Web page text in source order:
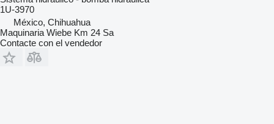
1U-3970
México, Chihuahua
Maquinaria Wiebe Km 24 Sa
Contacte con el vendedor